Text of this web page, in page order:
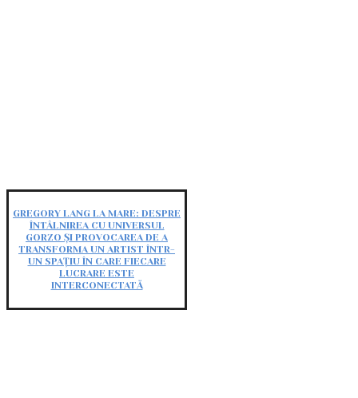
GREGORY LANG LA MARE: DESPRE
ÎNTÂLNIREA CU UNIVERSUL
GORZO ȘI PROVOCAREA DE A
TRANSFORMA UN ARTIST ÎNTR-
UN SPAȚIU ÎN CARE FIECARE
LUCRARE ESTE
INTERCONECTATĂ